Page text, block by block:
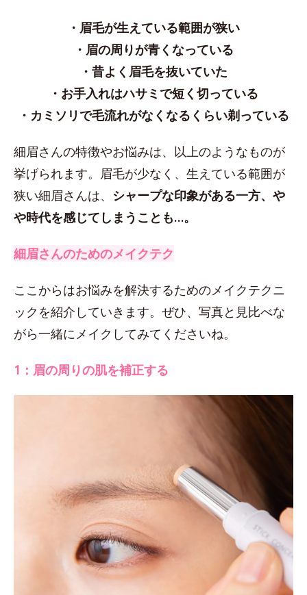
・眉毛が生えている範囲が狭い
・眉の周りが青くなっている
・昔よく眉毛を抜いていた
・お手入れはハサミで短く切っている
・カミソリで毛流れがなくなるくらい剃っている
細眉さんの特徴やお悩みは、以上のようなものが
挙げられます。眉毛が少なく、生えている範囲が
狭い細眉さんは、 シャープな印象がある一方、や
や時代を感じてしまうことも…。
細眉さんのためのメイクテク
ここからはお悩みを解決するためのメイクテクニ
ックを紹介していきます。ぜひ、写真と見比べな
がら一緒にメイクしてみてくださいね。
1：眉の周りの肌を補正する